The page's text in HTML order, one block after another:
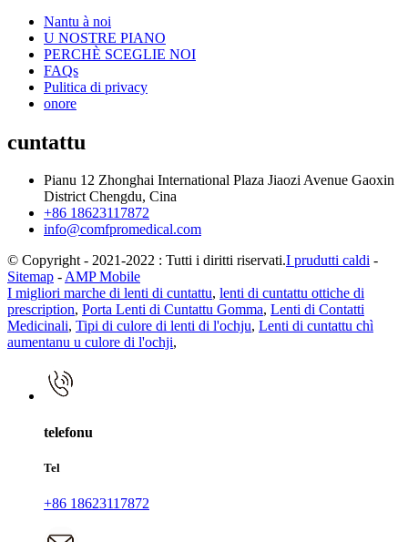
Nantu à noi
U NOSTRE PIANO
PERCHÈ SCEGLIE NOI
FAQs
Pulitica di privacy
onore
cuntattu
Pianu 12 Zhonghai International Plaza Jiaozi Avenue Gaoxin
District Chengdu, Cina
+86 18623117872
info@comfpromedical.com
© Copyright - 2021-2022 : Tutti i diritti riservati.I prudutti caldi -
Sitemap -AMP Mobile
I migliori marche di lenti di cuntattu, lenti di cuntattu ottiche di
prescription, Porta Lenti di Cuntattu Gomma, Lenti di Contatti
Medicinali, Tipi di culore di lenti di l'ochju, Lenti di cuntattu chì
aumentanu u culore di l'ochji,
telefonu
Tel
+86 18623117872